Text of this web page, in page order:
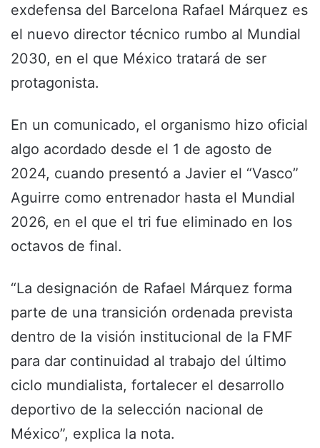
exdefensa del Barcelona Rafael Márquez es
el nuevo director técnico rumbo al Mundial
2030, en el que México tratará de ser
protagonista.
En un comunicado, el organismo hizo oficial
algo acordado desde el 1 de agosto de
2024, cuando presentó a Javier el “Vasco”
Aguirre como entrenador hasta el Mundial
2026, en el que el tri fue eliminado en los
octavos de final.
“La designación de Rafael Márquez forma
parte de una transición ordenada prevista
dentro de la visión institucional de la FMF
para dar continuidad al trabajo del último
ciclo mundialista, fortalecer el desarrollo
deportivo de la selección nacional de
México”, explica la nota.